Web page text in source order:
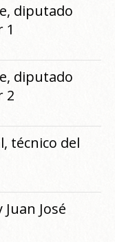
diputado
1
diputado
2
técnico del
José